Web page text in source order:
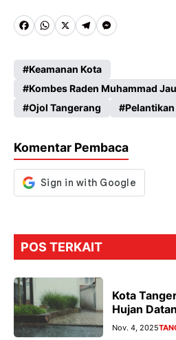
Fa
b
o
o
k
W
ts
A
p
X
Te
gr
a
m
M
se
n
g
er
Keamanan Kota
Kombes Raden Muhammad
Ojol Tangerang
Pelantikan
Komentar Pembaca
POS TERKAIT
Kota
Hujan
Nov. 4, 2025